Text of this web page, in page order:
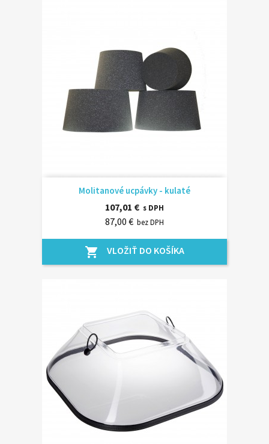
Molitanové ucpávky - kulaté
107,01 € s DPH
87,00 € bez DPH
shopping_cart VLOŽIŤ DO KOŠÍKA